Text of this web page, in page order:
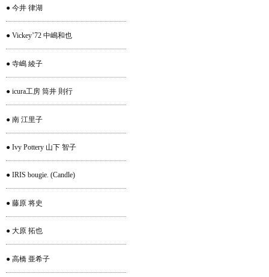
● 今井 律湖
● Vickey’72 中嶋和也
● 寺嶋 綾子
● icura工房 筒井 則行
● 南 江里子
● Ivy Pottery 山下 智子
● IRIS bougie. (Candle)
● 藤原 将史
● 大原 拓也
● 高橋 亜希子